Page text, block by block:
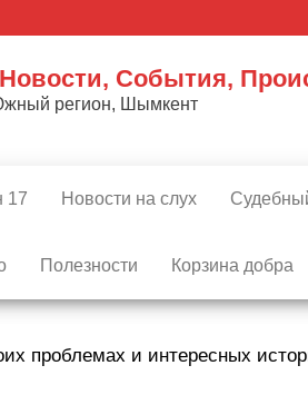
События,
регион, Шымкент
17 Новости на слух
Полезности Корзина добра
проблемах и интересных